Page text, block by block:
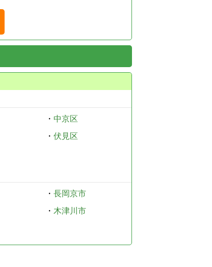
・ 中京区
・ 伏見区
・ 長岡京市
・ 木津川市